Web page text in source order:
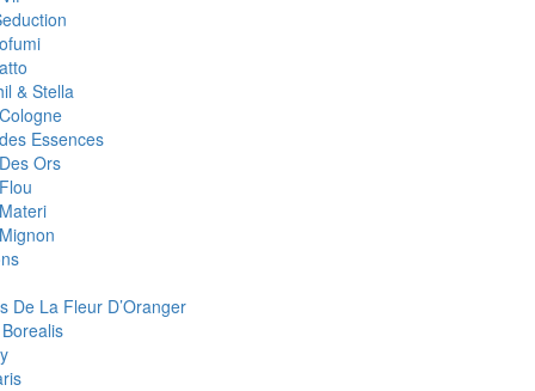
& Stella
Essences
Ors
De La Fleur D’Oranger